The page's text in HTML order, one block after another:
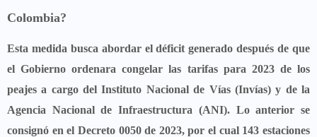
Colombia?
Esta medida busca abordar el déficit generado después de que
el Gobierno ordenara congelar las tarifas para 2023 de los
peajes a cargo del Instituto Nacional de Vías (Invías) y de la
Agencia Nacional de Infraestructura (ANI). Lo anterior se
consignó en el Decreto 0050 de 2023, por el cual 143 estaciones